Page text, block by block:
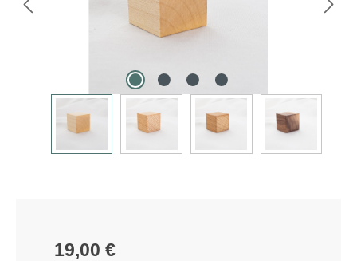
Regulärer Preis:
19,00 €